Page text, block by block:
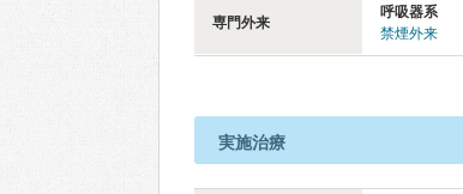
専門外来
呼吸器系
禁煙外来
実施治療